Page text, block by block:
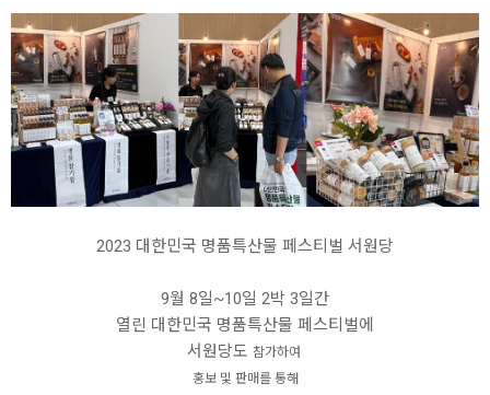
2023 대한민국 명품특산물 페스티벌 서원당
9월 8일~10일 2박 3일간
열린 대한민국 명품특산물 페스티벌에
서원당도 참가하여
홍보 및 판매를 통해